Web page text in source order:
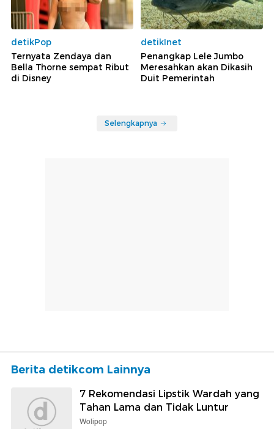
detikPop
Ternyata Zendaya dan
Bella Thorne sempat Ribut
di Disney
detikInet
Penangkap Lele Jumbo
Meresahkan akan Dikasih
Duit Pemerintah
Selengkapnya
Berita detikcom Lainnya
7 Rekomendasi Lipstik Wardah yang
Tahan Lama dan Tidak Luntur
Wolipop